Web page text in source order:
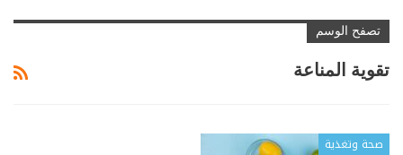
تصفح الوسم
تقوية المناعة
صحة وتغذية